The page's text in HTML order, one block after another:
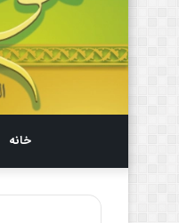
خانه